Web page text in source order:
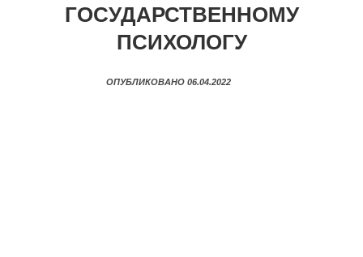
ГОСУДАРСТВЕННОМУ
ПСИХОЛОГУ
ОПУБЛИКОВАНО 06.04.2022